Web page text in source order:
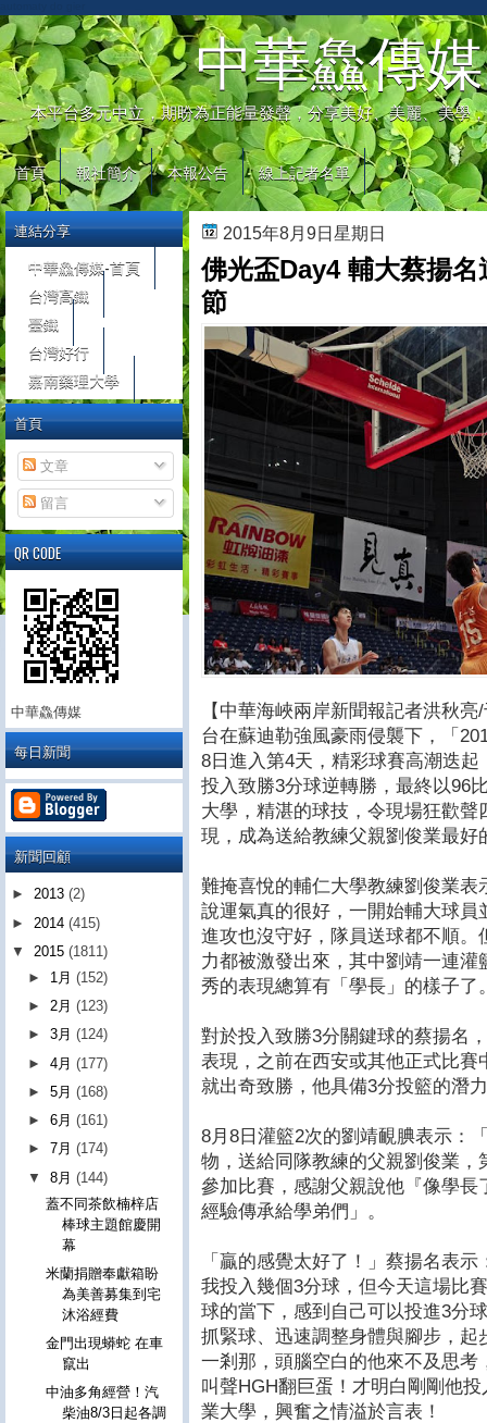
中華鱻傳媒
本平台多元中立，期盼為正能量發聲，分享美好、美麗、美學
首頁 報社簡介 本報公告 線上記者名單
2015年8月9日星期日
佛光盃Day4 輔大蔡揚
節
【中華海峽兩岸新聞報記者洪秋
台在蘇迪勒強風豪雨侵襲下，「
8日進入第4天，精彩球賽高潮迭
投入致勝3分球逆轉勝，最終以96
大學，精湛的球技，令現場狂歡
現，成為送給教練父親劉俊業最好
難掩喜悅的輔仁大學教練劉俊業
說運氣真的很好，一開始輔大球
進攻也沒守好，隊員送球都不順
力都被激發出來，其中劉靖一連
秀的表現總算有「學長」的樣子了
對於投入致勝3分關鍵球的蔡揚名
表現，之前在西安或其他正式比
就出奇致勝，他具備3分投籃的潛
8月8日灌籃2次的劉靖靦腆表示：
物，送給同隊教練的父親劉俊業
參加比賽，感謝父親說他『像學
經驗傳承給學弟們」。
「贏的感覺太好了！」蔡揚名表
我投入幾個3分球，但今天這場比
球的當下，感到自己可以投進3分
抓緊球、迅速調整身體與腳步，
一剎那，頭腦空白的他來不及思
叫聲HGH翻巨蛋！才明白剛剛他
業大學，興奮之情溢於言表！
連結分享
中華鱻傳媒-首頁
台灣高鐵
臺鐵
台灣好行
嘉南藥理大學
首頁
文章
留言
QR CODE
中華鱻傳媒
每日新聞
新聞回顧
► 2013 (2)
► 2014 (415)
▼ 2015 (1811)
► 1月(152)
►2月(123)
►3月(124)
►4月(177)
►5月(168)
►6月(161)
►7月(174)
▼8月(144)
蓋不同茶飲楠梓店
棒球主題館慶開
幕
米蘭捐贈奉獻箱盼
為美善募集到宅
沐浴經費
金門出現蟒蛇 在車
竄出
中油多角經營！汽
柴油8/3日起各調